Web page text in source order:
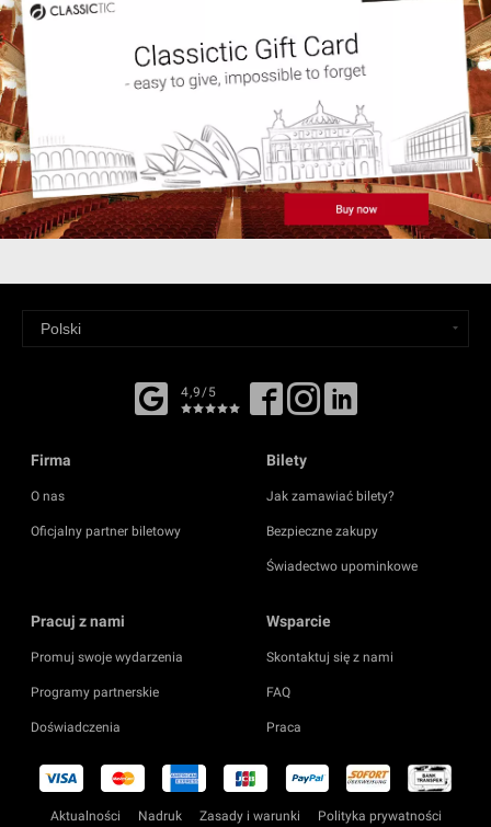
4,9/5
Firma
O nas
Oficjalny partner biletowy
Bilety
Jak zamawiać bilety?
Bezpieczne zakupy
Świadectwo upominkowe
Pracuj z nami
Promuj swoje wydarzenia
Programy partnerskie
Doświadczenia
Wsparcie
Skontaktuj się z nami
FAQ
Praca
Aktualności Nadruk Zasady i warunki Polityka prywatności